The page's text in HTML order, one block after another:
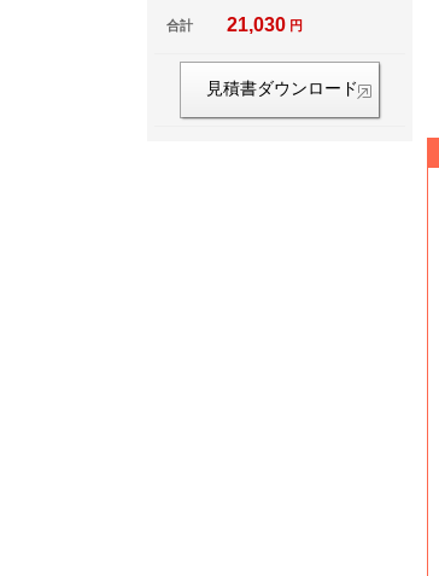
合計 21,030 円
見積書ダウンロード